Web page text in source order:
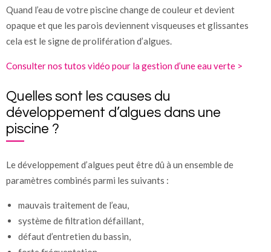
Quand l’eau de votre piscine change de couleur et devient
opaque et que les parois deviennent visqueuses et glissantes
cela est le signe de prolifération d’algues.
Consulter nos tutos vidéo pour la gestion d’une eau verte >
Quelles sont les causes du
développement d’algues dans une
piscine ?
Le développement d’algues peut être dû à un ensemble de
paramètres combinés parmi les suivants :
mauvais traitement de l’eau,
système de filtration défaillant,
défaut d’entretien du bassin,